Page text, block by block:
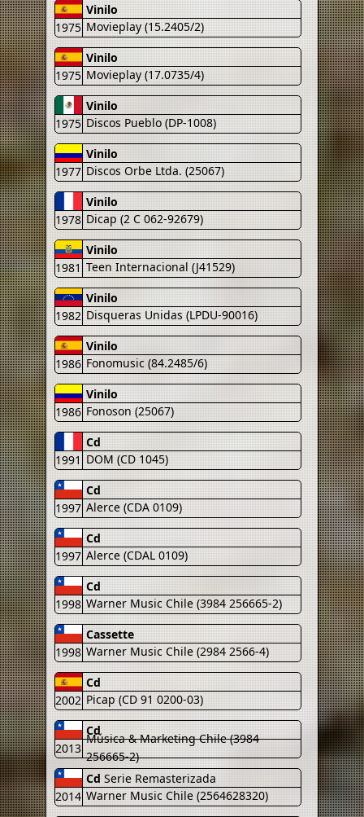
1975
Vinilo
Movieplay (15.2405/2)
1975
Vinilo
Movieplay (17.0735/4)
1975
Vinilo
Discos Pueblo (DP-1008)
1977
Vinilo
Discos Orbe Ltda. (25067)
1978
Vinilo
Dicap (2 C 062-92679)
1981
Vinilo
Teen Internacional (J41529)
1982
Vinilo
Disqueras Unidas (LPDU-90016)
1986
Vinilo
Fonomusic (84.2485/6)
1986
Vinilo
Fonoson (25067)
1991
Cd
DOM (CD 1045)
1997
Cd
Alerce (CDA 0109)
1997
Cd
Alerce (CDAL 0109)
1998
Cd
Warner Music Chile (3984 256665-2)
1998
Cassette
Warner Music Chile (2984 2566-4)
2002
Cd
Picap (CD 91 0200-03)
2013
Cd
Música & Marketing Chile (3984
256665-2)
2014
Cd Serie Remasterizada
Warner Music Chile (2564628320)